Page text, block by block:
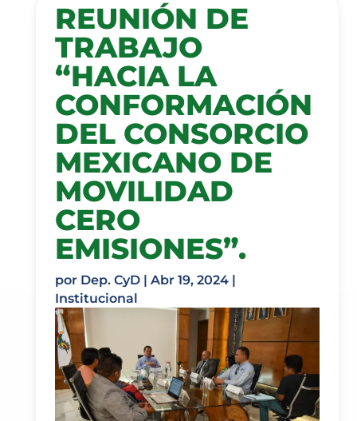
REUNIÓN DE
TRABAJO
“HACIA LA
CONFORMACIÓN
DEL CONSORCIO
MEXICANO DE
MOVILIDAD
CERO
EMISIONES”.
por Dep. CyD| Abr 19, 2024|
Institucional